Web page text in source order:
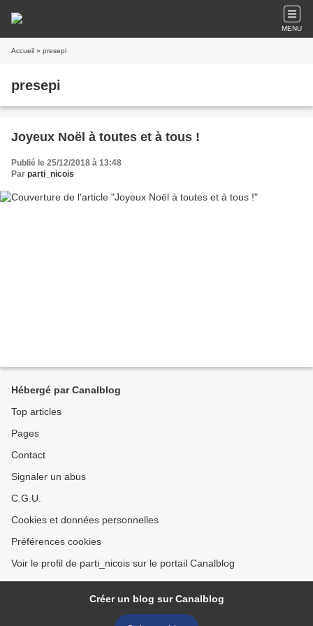
MENU
Accueil » presepi
presepi
Joyeux Noël à toutes et à tous !
Publié le 25/12/2018 à 13:48
Par parti_nicois
Hébergé par Canalblog
Top articles
Pages
Contact
Signaler un abus
C.G.U.
Cookies et données personnelles
Préférences cookies
Voir le profil de parti_nicois sur le portail Canalblog
Créer un blog sur Canalblog